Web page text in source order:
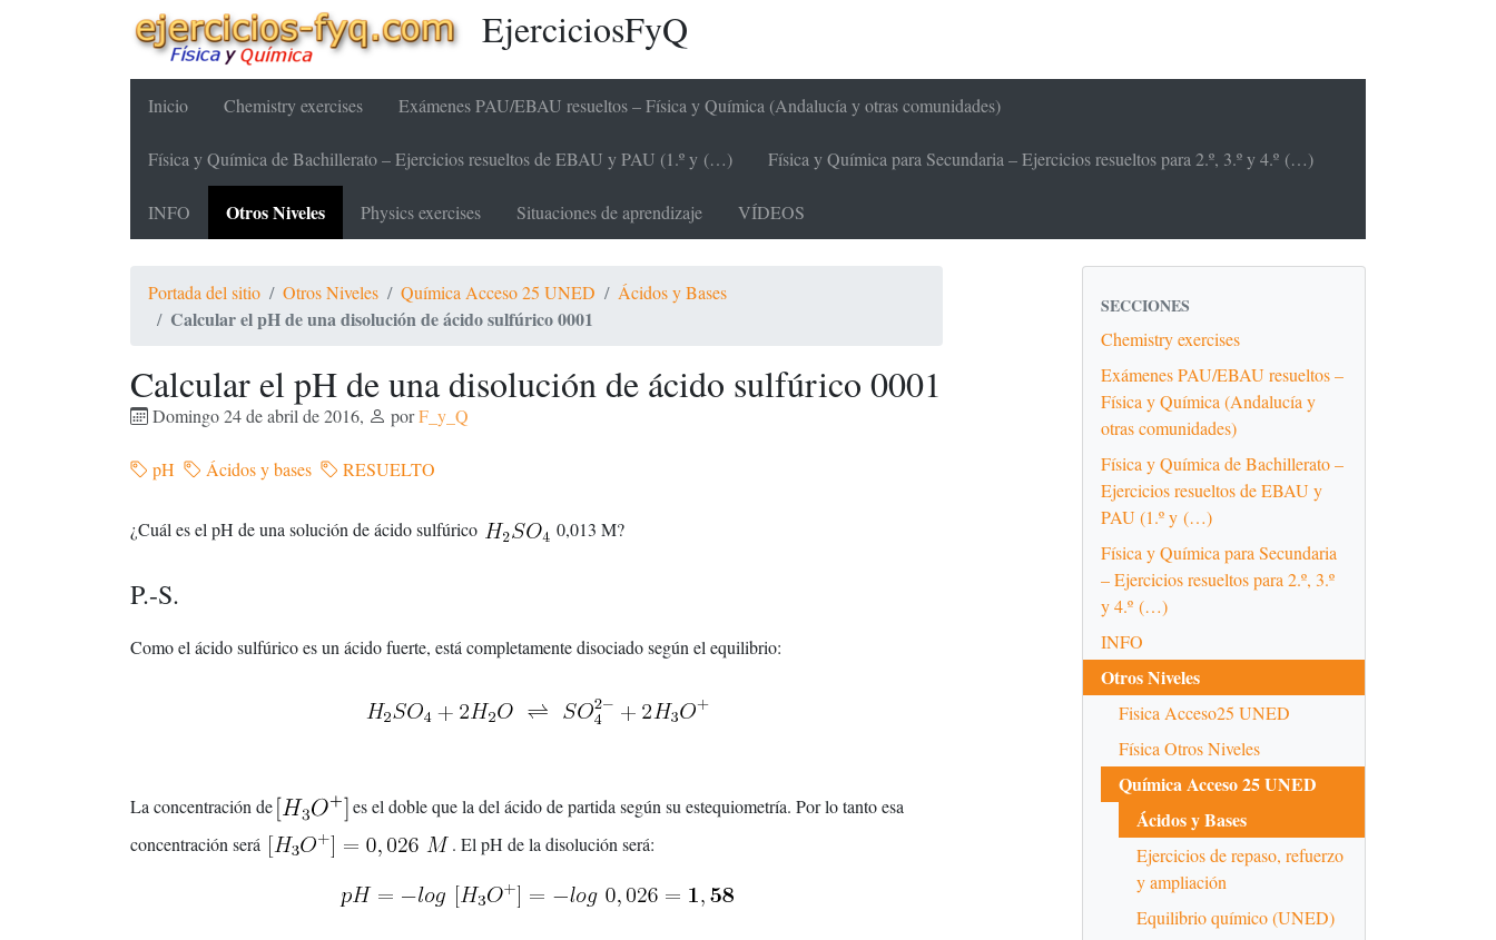
EjerciciosFyQ
Inicio Chemistry exercises Exámenes PAU/EBAU resueltos – Física y Química (Andalucía y otras comunidades)
Física y Química de Bachillerato – Ejercicios resueltos de EBAU y PAU (1.º y (…) Física y Química para Secundaria – Ejercicios resueltos para 2.º, 3.º y 4.º (…)
INFO Otros Niveles Physics exercises Situaciones de aprendizaje VÍDEOS
Portada del sitio Otros Niveles Química Acceso 25 UNED Ácidos y Bases
Calcular el pH de una disolución de ácido sulfúrico 0001
Calcular el pH de una disolución de ácido sulfúrico 0001
Domingo 24 de abril de 2016, porF_y_Q
pH Ácidos y bases RESUELTO
¿Cuál es el pH de una solución de ácido sulfúrico 0,013 M?
P.-S.
Como el ácido sulfúrico es un ácido fuerte, está completamente disociado según el equilibrio:
La concentración de
es el doble que la del ácido de partida según su estequiometría. Por lo tanto esa
concentración será
. El pH de la disolución será:
SECCIONES
Chemistry exercises
Exámenes PAU/EBAU resueltos –
Física y Química (Andalucía y
otras comunidades)
Física y Química de Bachillerato –
Ejercicios resueltos de EBAU y
PAU (1.º y (…)
Física y Química para Secundaria
– Ejercicios resueltos para 2.º, 3.º
y 4.º (…)
INFO
Otros Niveles
Fisica Acceso25 UNED
Física Otros Niveles
Química Acceso 25 UNED
Ácidos y Bases
Ejercicios de repaso, refuerzo
y ampliación
Equilibrio químico (UNED)